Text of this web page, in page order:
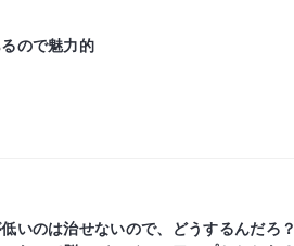
ので魅力的
いのは治せないので、どうするんだろ？